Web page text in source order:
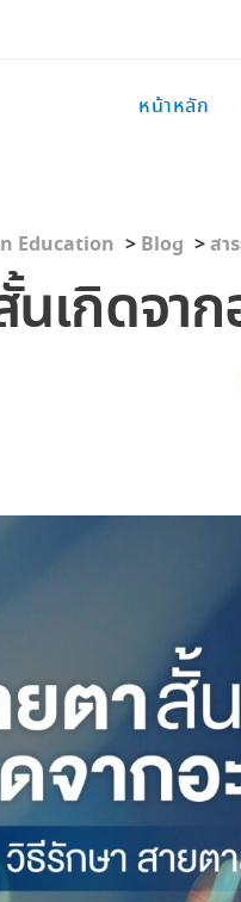
หน้าหลัก
Education > Blog >สา
เกิดจา